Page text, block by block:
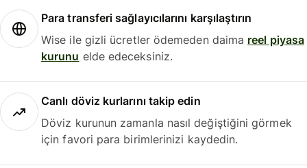
Para transferi sağlayıcılarını karşılaştırın
Wise ile gizli ücretler ödemeden daima reel piyasa
kurunu elde edeceksiniz.
Canlı döviz kurlarını takip edin
Döviz kurunun zamanla nasıl değiştiğini görmek
için favori para birimlerinizi kaydedin.